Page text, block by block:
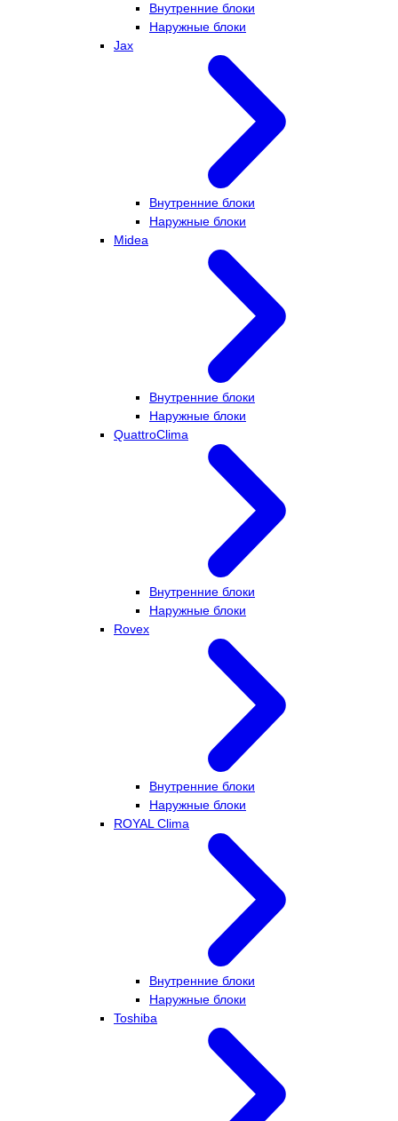
Внутренние блоки
Наружные блоки
Jax
Внутренние блоки
Наружные блоки
Midea
Внутренние блоки
Наружные блоки
QuattroClima
Внутренние блоки
Наружные блоки
Rovex
Внутренние блоки
Наружные блоки
ROYAL Clima
Внутренние блоки
Наружные блоки
Toshiba